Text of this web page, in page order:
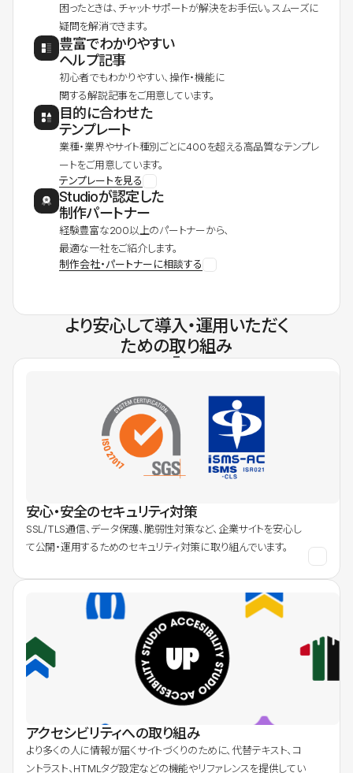
困ったときは、チャットサポートが解決をお手伝い。スムーズに
疑問を解消できます。
豊富でわかりやすい
ヘルプ記事
初心者でもわかりやすい、操作・機能に
関する解説記事をご用意しています。
目的に合わせた
テンプレート
業種・業界やサイト種別ごとに400を超える高品質なテンプレ
ートをご用意しています。
テンプレートを見る
Studioが認定した
制作パートナー
経験豊富な200以上のパートナーから、
最適な一社をご紹介します。
制作会社・パートナーに相談する
より安心して導入・運用いただく
ための取り組み
安心・安全のセキュリティ対策
SSL/TLS通信、データ保護、脆弱性対策など、企業サイトを安心し
て公開・運用するためのセキュリティ対策に取り組んでいます。
アクセシビリティへの取り組み
より多くの人に情報が届くサイトづくりのために、代替テキスト、コ
ントラスト、HTMLタグ設定などの機能やリファレンスを提供してい